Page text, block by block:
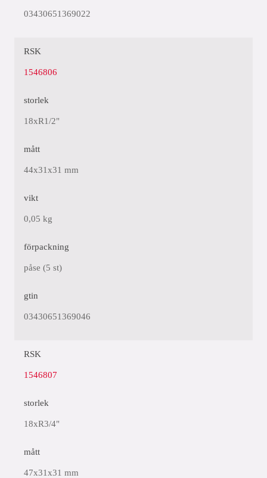
03430651369022
RSK
1546806
storlek
18xR1/2"
mått
44x31x31 mm
vikt
0,05 kg
förpackning
påse (5 st)
gtin
03430651369046
RSK
1546807
storlek
18xR3/4"
mått
47x31x31 mm